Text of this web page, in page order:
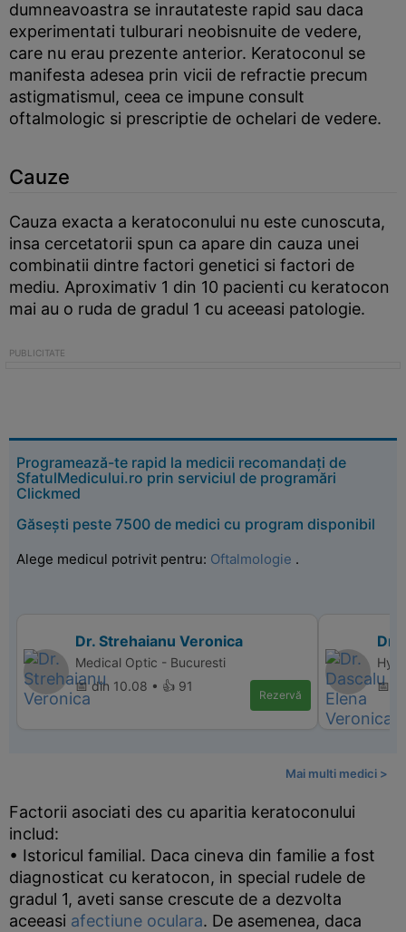
dumneavoastra se inrautateste rapid sau daca
experimentati tulburari neobisnuite de vedere,
care nu erau prezente anterior. Keratoconul se
manifesta adesea prin vicii de refractie precum
astigmatismul, ceea ce impune consult
oftalmologic si prescriptie de ochelari de vedere.
Cauze
Cauza exacta a keratoconului nu este cunoscuta,
insa cercetatorii spun ca apare din cauza unei
combinatii dintre factori genetici si factori de
mediu. Aproximativ 1 din 10 pacienti cu keratocon
mai au o ruda de gradul 1 cu aceeasi patologie.
Programează-te rapid la medicii recomandați de
SfatulMedicului.ro prin serviciul de programări
Clickmed
Găsești peste 7500 de medici cu program disponibil
Alege medicul potrivit pentru: Oftalmologie .
Dr. Strehaianu Veronica
Medical Optic - Bucuresti
📅 din 10.08 • 👍 91
Rezervă
Dr.
📅
Mai multi medici >
Factorii asociati des cu aparitia keratoconului
includ:
• Istoricul familial. Daca cineva din familie a fost
diagnosticat cu keratocon, in special rudele de
gradul 1, aveti sanse crescute de a dezvolta
aceeasi afectiune oculara. De asemenea, daca